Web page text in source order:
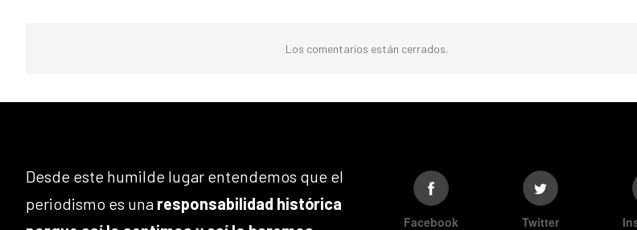
Los comentarios están cerrados.
Desde este humilde lugar entendemos que el
periodismo es una responsabilidad histórica
Facebook Twitter